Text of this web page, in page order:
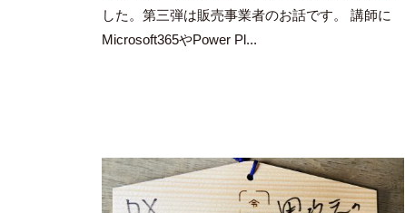
した。第三弾は販売事業者のお話です。 講師に
Microsoft365やPower Pl...